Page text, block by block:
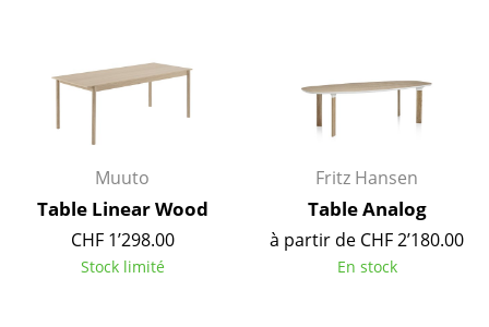
Lits empilables
Lits enfants
Tables de chevet et Accessoires de lit
... voir tous les lits
Accessoires
Muuto
Table Linear Wood
CHF 1’298.00
Stock limité
Fritz Hansen
Table Analog
à partir de CHF 2’180.00
En stock